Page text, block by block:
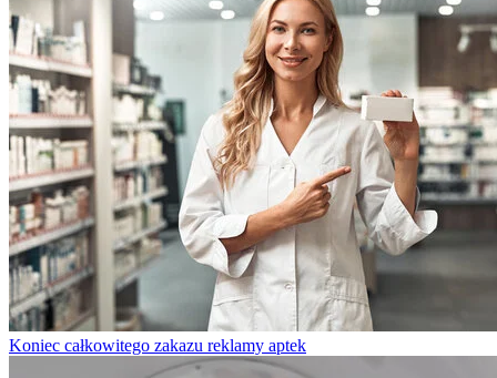
Koniec całkowitego zakazu reklamy aptek